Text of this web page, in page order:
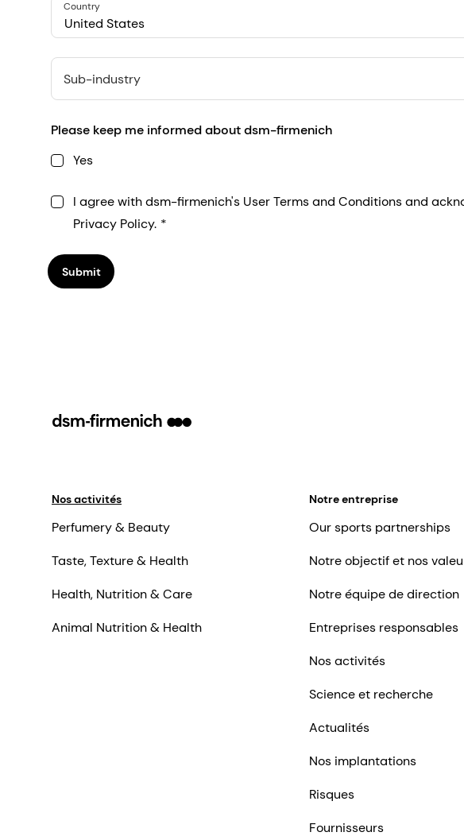
548 Market St Pmb 90375, San Francisco, California, US
United States
Country
Sub-industry
Please keep me informed about dsm-firmenich
Yes
I agree with dsm-firmenich's User Terms and Conditions and
Privacy Policy.
Submit
Nos activités
Perfumery & Beauty
Taste, Texture & Health
Health, Nutrition & Care
Animal Nutrition & Health
Notre entreprise
Our sports partnerships
Notre objectif et nos
Notre équipe de direction
Entreprises responsables
Nos activités
Science et recherche
Actualités
Nos implantations
Risques
Fournisseurs